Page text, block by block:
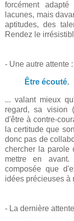
forcément
lacunes, mais
aptitudes, des
Rendez le
- Une autre attente :
Être écouté.
... valant mieux
regard, sa vision
d'être à contre-
la certitude que
donc pas de
chercher la parole
mettre en avant.
composée que
idées précieuses à
- La dernière